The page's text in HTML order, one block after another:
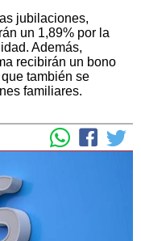
jubilaciones,
un 1,89% por la
Además,
recibirán un bono
también se
familiares.